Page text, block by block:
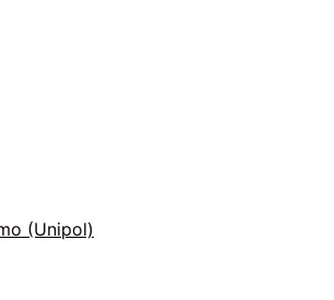
(Unipol)